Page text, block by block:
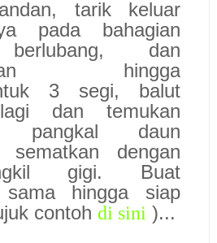
tarik keluar
pada bahagian
dan
hingga
3 segi, balut
dan temukan
pangkal daun
sematkan dengan
gigi. Buat
sama hingga siap
contoh di sini )...